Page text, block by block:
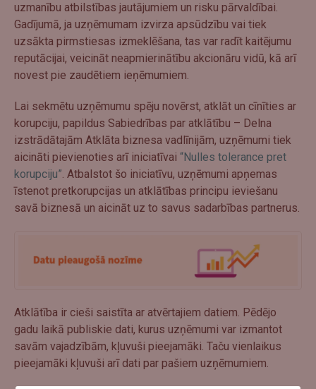
uzmanību atbilstības jautājumiem un risku pārvaldībai.
Gadījumā, ja uzņēmumam izvirza apsūdzību vai tiek
uzsākta pirmstiesas izmeklēšana, tas var radīt kaitējumu
reputācijai, veicināt neapmierinātību akcionāru vidū, kā arī
novest pie zaudētiem ieņēmumiem.
Lai sekmētu uzņēmumu spēju novērst, atklāt un cīnīties ar
korupciju, papildus Sabiedrības par atklātību – Delna
izstrādātajām Atklāta biznesa vadlīnijām, uzņēmumi tiek
aicināti pievienoties arī iniciatīvai “Nulles tolerance pret
korupciju”. Atbalstot šo iniciatīvu, uzņēmumi apņemas
īstenot pretkorupcijas un atklātības principu ieviešanu
savā biznesā un aicināt uz to savus sadarbības partnerus.
Atklātība ir cieši saistīta ar atvērtajiem datiem. Pēdējo
gadu laikā publiskie dati, kurus uzņēmumi var izmantot
savām vajadzībām, kļuvuši pieejamāki. Taču vienlaikus
pieejamāki kļuvuši arī dati par pašiem uzņēmumiem.